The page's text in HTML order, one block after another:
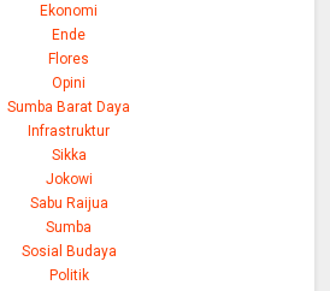
Ekonomi
Ende
Flores
Opini
Sumba Barat Daya
Infrastruktur
Sikka
Jokowi
Sabu Raijua
Sumba
Sosial Budaya
Politik